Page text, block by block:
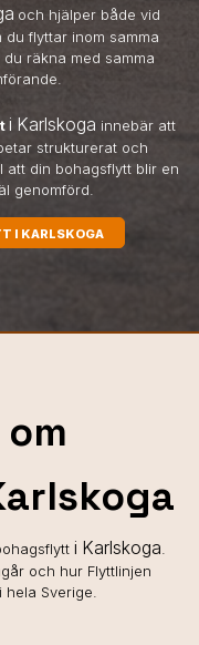
och hjälper både vid
flyttar inom samma
räkna med samma
i Karlskoga innebär att
strukturerat och
att din bohagsflytt blir en
genomförd.
I KARLSKOGA
i Karlskoga
och hur Flyttlinjen
Sverige.